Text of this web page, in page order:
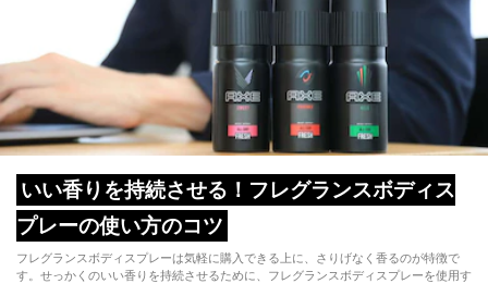
いい香りを持続させる！フレグランスボディス
プレーの使い方のコツ
フレグランスボディスプレーは気軽に購入できる上に、さりげなく香るのが特徴で
す。せっかくのいい香りを持続させるために、フレグランスボディスプレーを使用す